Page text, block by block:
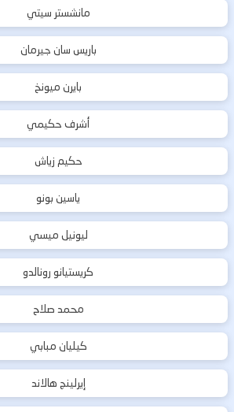
مانشستر سيتي
باريس سان جيرمان
بايرن ميونخ
أشرف حكيمي
حكيم زياش
ياسين بونو
ليونيل ميسي
كريستيانو رونالدو
محمد صلاح
كيليان مبابي
إيرلينج هالاند